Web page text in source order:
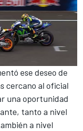
ese deseo de
cercano al oficial
una oportunidad
tanto a nivel
a nivel